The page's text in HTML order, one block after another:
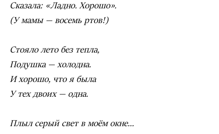
Сказала: «Ладно. Хорошо».
(У мамы — восемь ртов!)
Стояло лето без тепла,
Подушка — холодна.
И хорошо, что я была
У тех двоих — одна.
Плыл серый свет в моём окне…